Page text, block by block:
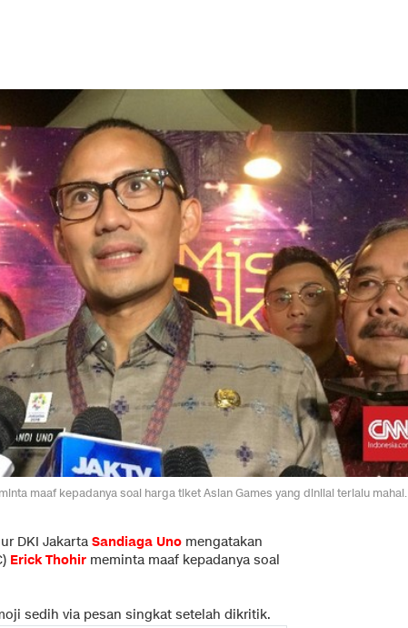
maaf kepadanya soal harga tiket Asian Games yang dinilai terlalu mahal.
DKI Jakarta Sandiaga Uno mengatakan
Erick Thohir meminta maaf kepadanya soal
sedih via pesan singkat setelah dikritik.